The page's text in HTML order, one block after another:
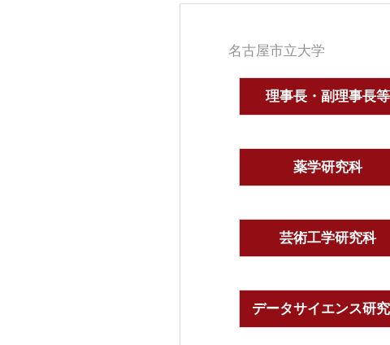
名古屋市立大学
理事長・副理事長等
薬学研究科
芸術工学研究科
データサイエンス研